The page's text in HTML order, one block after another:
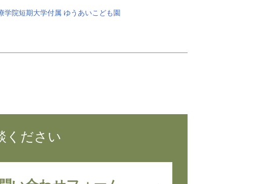
学院短期大学付属 ゆうあいこども園
ください